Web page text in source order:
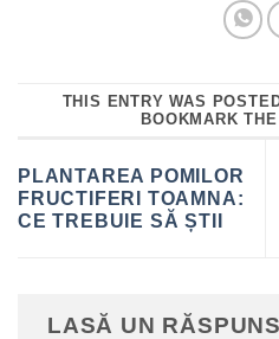
THIS ENTRY WAS
BOOKMARK THE
PLANTAREA POMILOR
FRUCTIFERI TOAMNA:
CE TREBUIE SĂ ȘTII
LASĂ UN RĂSPUNS